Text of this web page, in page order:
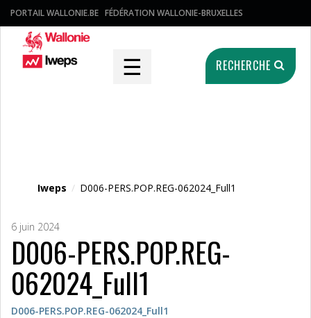
PORTAIL WALLONIE.BE FÉDÉRATION WALLONIE-BRUXELLES
☰ RECHERCHE
Iweps / D006-PERS.POP.REG-062024_Full1
6 juin 2024
D006-PERS.POP.REG-
062024_Full1
D006-PERS.POP.REG-062024_Full1